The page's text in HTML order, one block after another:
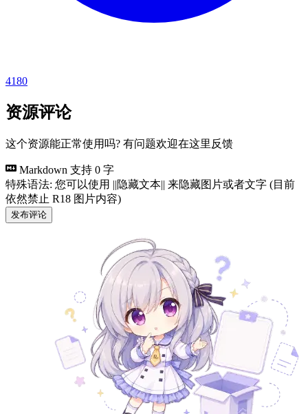
4180
资源评论
这个资源能正常使用吗? 有问题欢迎在这里反馈
Markdown 支持 0 字
特殊语法: 您可以使用 ||隐藏文本|| 来隐藏图片或者文字 (目前
依然禁止 R18 图片内容)
发布评论